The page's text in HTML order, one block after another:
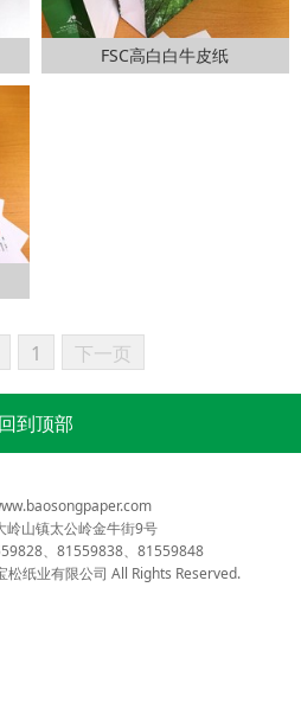
FSC高白白牛皮纸
1 下一页
回到顶部
岭山镇太公岭金牛街9号
、81559838、81559848
纸业有限公司 All Rights Reserved.